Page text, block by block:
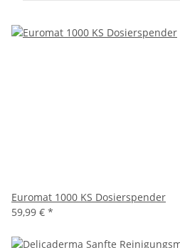
Euromat 1000 KS Dosierspender
59,99 € *